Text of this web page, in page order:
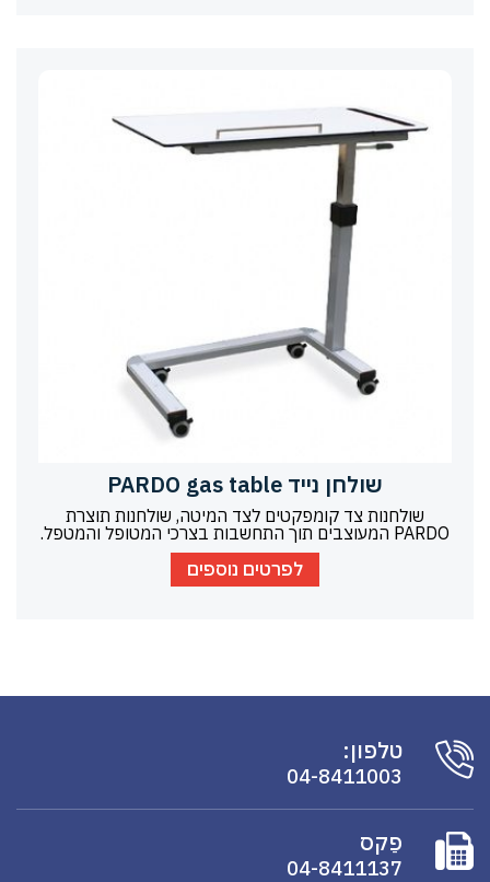
שולחן נייד PARDO gas table
שולחנות צד קומפקטים לצד המיטה, שולחנות תוצרת
PARDO המעוצבים תוך התחשבות בצרכי המטופל והמטפל.
לפרטים נוספים
טלפון:
04-8411003
פַקס
04-8411137